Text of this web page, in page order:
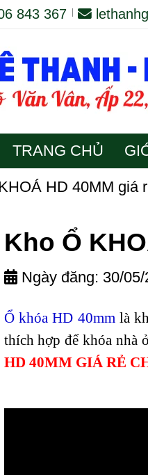
843 367
TRANG CHỦ
HD 40MM giá
Kho Ổ
Ngày đăng: 30/
Ổ khóa HD 40mmlà
thích hợp để khóa nhà
HD 40MM GIÁ RẺ